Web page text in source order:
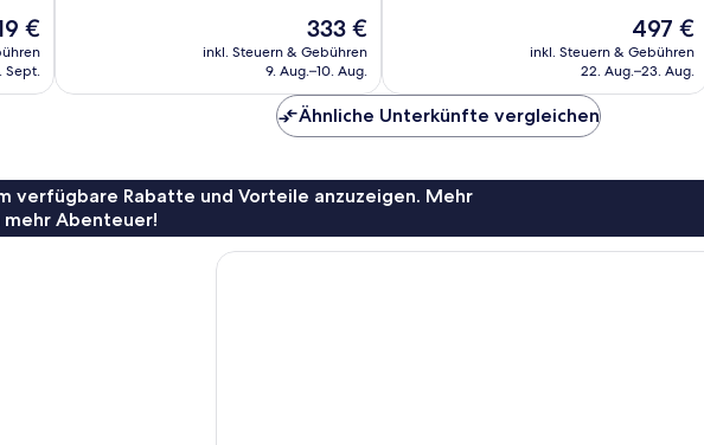
€
Sept.
Der
Preis
beträgt
333 €
inkl. Steuern & Gebühren
9. Aug.–10. Aug.
Der
Preis
beträgt
497 €
inkl. Steuern & Gebühren
22. Aug.–23. Aug.
Ähnliche Unterkünfte vergleichen
verfügbare Rabatte und Vorteile anzuzeigen. Mehr
mehr Abenteuer!